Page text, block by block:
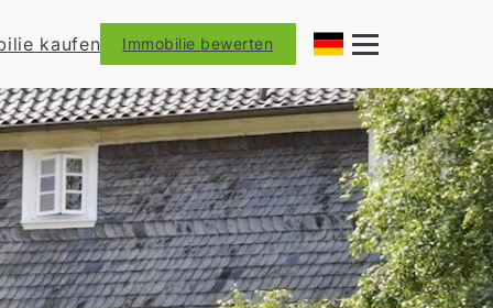
kaufen Immobilie bewerten